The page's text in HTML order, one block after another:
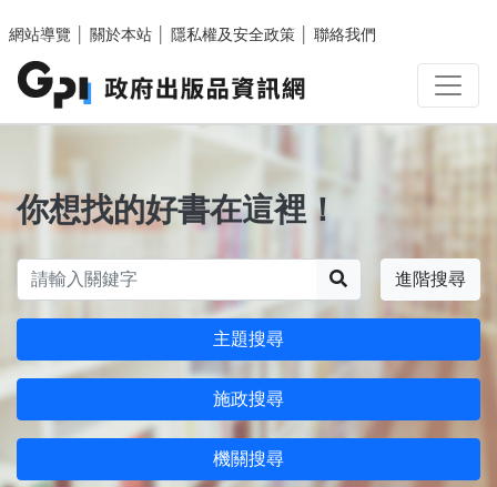
網站導覽
關於本站 隱私權及安全政策 聯絡我們
你想找的好書在這裡！
進階搜尋
主題搜尋
施政搜尋
機關搜尋